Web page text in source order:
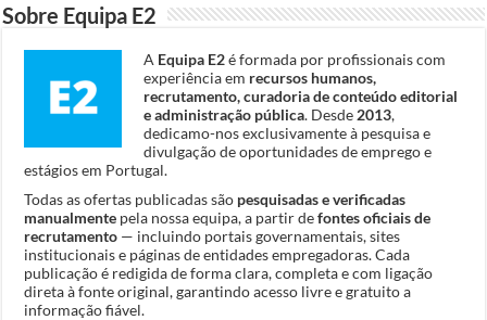
Sobre Equipa E2
A Equipa E2é formada por profissionais com
experiência em recursos humanos,
recrutamento, curadoria de conteúdo editorial
e administração pública. Desde 2013,
dedicamo-nos exclusivamente à pesquisa e
divulgação de oportunidades de emprego e
estágios em Portugal.
Todas as ofertas publicadas são pesquisadas e verificadas
manualmente pela nossa equipa, a partir defontes oficiais de
recrutamento — incluindo portais governamentais, sites
institucionais e páginas de entidades empregadoras. Cada
publicação é redigida de forma clara, completa e com ligação
direta à fonte original, garantindo acesso livre e gratuito a
informação fiável.